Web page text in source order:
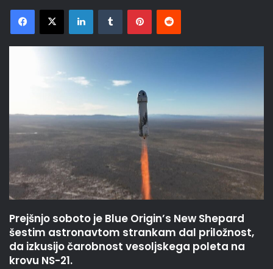
Facebook
X LinkedInTumblr PinterestReddit
Prejšnjo soboto je Blue Origin’s New Shepard
šestim astronavtom strankam dal priložnost,
da izkusijo čarobnost vesoljskega poleta na
krovu NS-21.